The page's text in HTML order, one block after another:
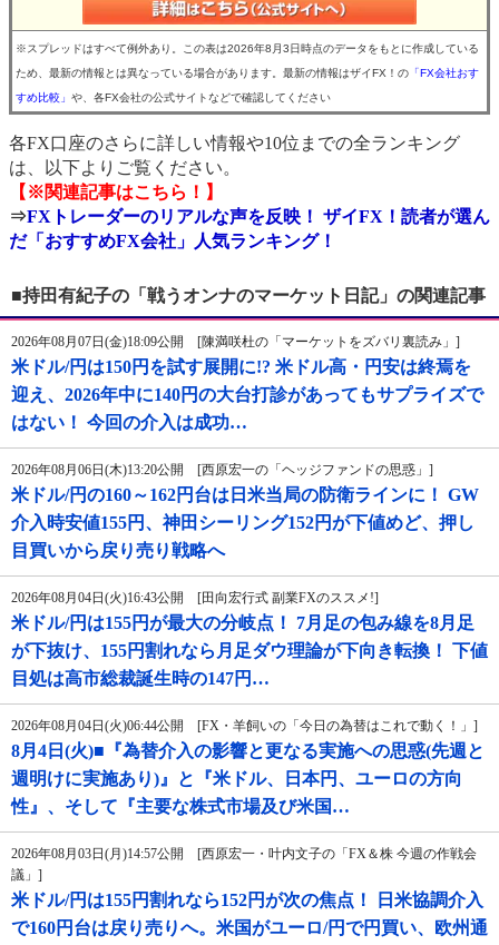
※スプレッドはすべて例外あり。この表は2026年8月3日時点のデータをもとに作成している
ため、最新の情報とは異なっている場合があります。最新の情報はザイFX！の 「FX会社おす
すめ比較」 や、各FX会社の公式サイトなどで確認してください
各FX口座のさらに詳しい情報や10位までの全ランキング
は、以下よりご覧ください。
【※関連記事はこちら！】
⇒FXトレーダーのリアルな声を反映！ ザイFX！読者が選ん
だ「おすすめFX会社」人気ランキング！
■持田有紀子の「戦うオンナのマーケット日記」の関連記事
2026年08月07日(金)18:09公開 [陳満咲杜の「マーケットをズバリ裏読み」]
米ドル/円は150円を試す展開に!? 米ドル高・円安は終焉を
迎え、2026年中に140円の大台打診があってもサプライズで
はない！ 今回の介入は成功…
2026年08月06日(木)13:20公開 [西原宏一の「ヘッジファンドの思惑」]
米ドル/円の160～162円台は日米当局の防衛ラインに！ GW
介入時安値155円、神田シーリング152円が下値めど、押し
目買いから戻り売り戦略へ
2026年08月04日(火)16:43公開 [田向宏行式 副業FXのススメ!]
米ドル/円は155円が最大の分岐点！ 7月足の包み線を8月足
が下抜け、155円割れなら月足ダウ理論が下向き転換！ 下値
目処は高市総裁誕生時の147円…
2026年08月04日(火)06:44公開 [FX・羊飼いの「今日の為替はこれで動く！」]
8月4日(火)■『為替介入の影響と更なる実施への思惑(先週と
週明けに実施あり)』と『米ドル、日本円、ユーロの方向
性』、そして『主要な株式市場及び米国…
2026年08月03日(月)14:57公開 [西原宏一・叶内文子の「FX＆株 今週の作戦会
議」]
米ドル/円は155円割れなら152円が次の焦点！ 日米協調介入
で160円台は戻り売りへ。米国がユーロ/円で円買い、欧州通